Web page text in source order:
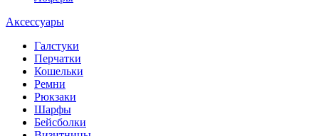
Аксессуары
Галстуки
Перчатки
Кошельки
Ремни
Рюкзаки
Шарфы
Бейсболки